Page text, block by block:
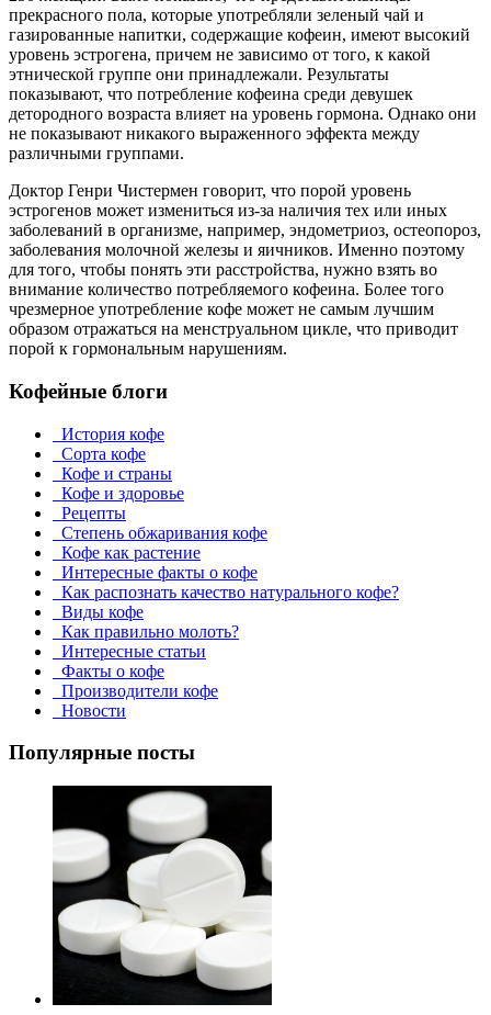
прекрасного пола, которые употребляли зеленый чай и
газированные напитки, содержащие кофеин, имеют высокий
уровень эстрогена, причем не зависимо от того, к какой
этнической группе они принадлежали. Результаты
показывают, что потребление кофеина среди девушек
детородного возраста влияет на уровень гормона. Однако они
не показывают никакого выраженного эффекта между
различными группами.
Доктор Генри Чистермен говорит, что порой уровень
эстрогенов может измениться из-за наличия тех или иных
заболеваний в организме, например, эндометриоз, остеопороз,
заболевания молочной железы и яичников. Именно поэтому
для того, чтобы понять эти расстройства, нужно взять во
внимание количество потребляемого кофеина. Более того
чрезмерное употребление кофе может не самым лучшим
образом отражаться на менструальном цикле, что приводит
порой к гормональным нарушениям.
Кофейные блоги
История кофе
Сорта кофе
Кофе и страны
Кофе и здоровье
Рецепты
Степень обжаривания кофе
Кофе как растение
Интересные факты о кофе
Как распознать качество натурального кофе?
Виды кофе
Как правильно молоть?
Интересные статьи
Факты о кофе
Производители кофе
Новости
Популярные посты